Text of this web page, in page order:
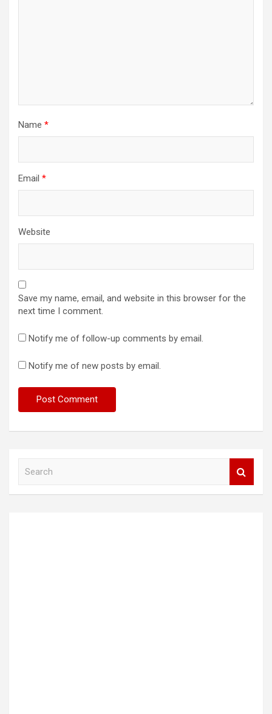
Name *
Email *
Website
Save my name, email, and website in this browser for the
next time I comment.
Notify me of follow-up comments by email.
Notify me of new posts by email.